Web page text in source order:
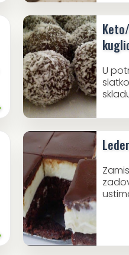
U